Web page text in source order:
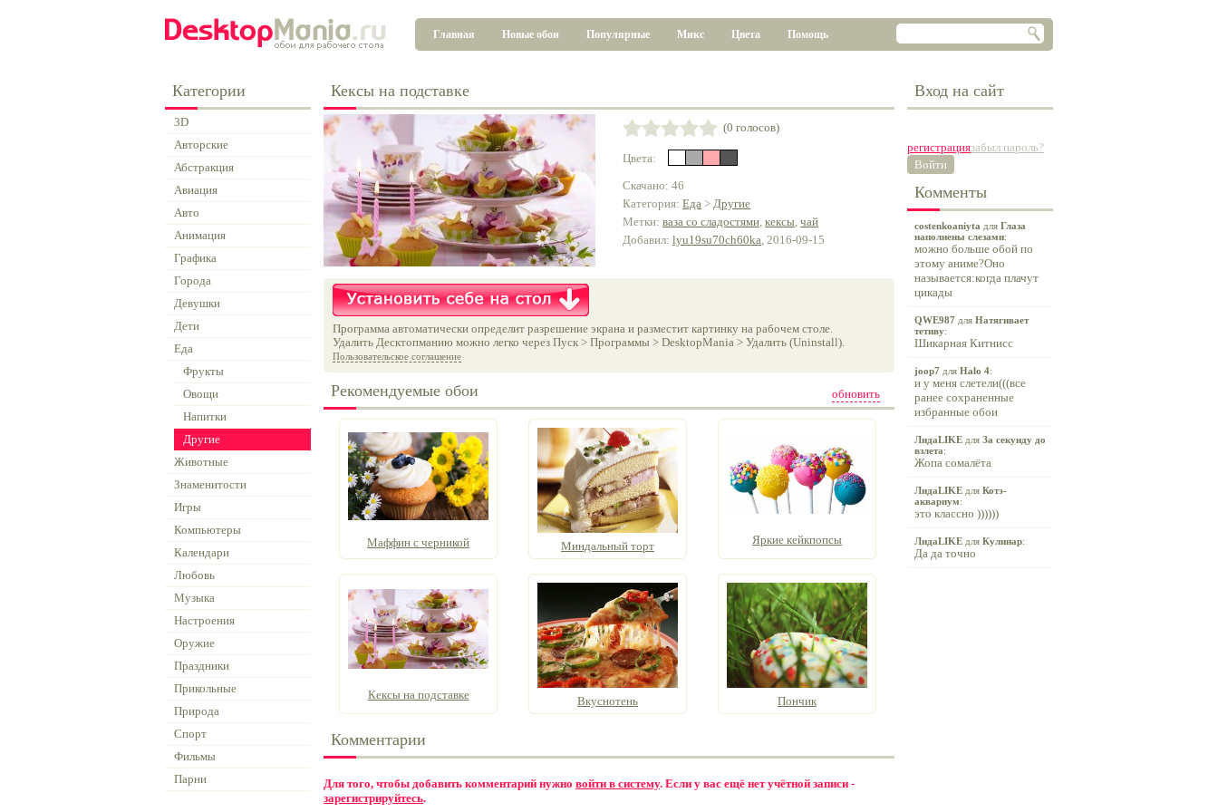
Главная Новые обои Популярные Микс Цвета Помощь
Категории
3D
Авторские
Абстракция
Авиация
Авто
Анимация
Графика
Города
Девушки
Дети
Еда
Фрукты
Овощи
Напитки
Другие
Животные
Знаменитости
Игры
Компьютеры
Календари
Любовь
Музыка
Настроения
Оружие
Праздники
Прикольные
Природа
Спорт
Фильмы
Парни
Кексы на подставке
(0 голосов)
Цвета:
Скачано: 46
Категория: Еда > Другие
Метки: ваза со сладостями, кексы, чай
Добавил: lyu19su70ch60ka, 2016-09-15
Программа автоматически определит разрешение экрана и разместит картинку на рабочем столе.
Удалить Десктопманию можно легко через Пуск > Программы > DesktopMania > Удалить (Uninstall).
Пользовательское соглашение
обновить
Рекомендуемые обои
Маффин с черникой Миндальный торт Яркие кейкпопсы
Кексы на подставке Вкуснотень Пончик
Комментарии
Для того, чтобы добавить комментарий нужно войти в систему. Если у вас ещё нет учётной записи -
зарегистрируйтесь.
Вход на сайт
регистрациязабыл пароль?
Войти
Комменты
costenkoaniyta для Глаза
наполнены слезами:
можно больше обой по
этому аниме?Оно
называется:когда плачут
цикады
QWE987 для Натягивает
тетиву:
Шикарная Китнисс
joop7 для Halo 4:
и у меня слетели(((все
ранее сохраненные
избранные обои
ЛидаLIKE для За секунду до
взлета:
Жопа сомалёта
ЛидаLIKE для Котэ-
аквариум:
это классно ))))))
ЛидаLIKE для Кулинар:
Да да точно